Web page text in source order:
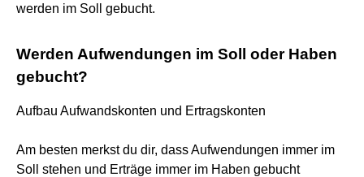
werden im Soll gebucht.
Werden Aufwendungen im Soll oder Haben
gebucht?
Aufbau Aufwandskonten und Ertragskonten
Am besten merkst du dir, dass Aufwendungen immer im
Soll stehen und Erträge immer im Haben gebucht